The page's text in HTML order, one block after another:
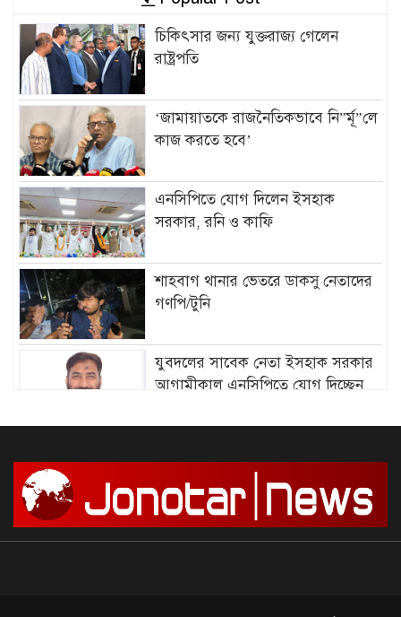
চিকিৎসার জন্য যুক্তরাজ্য গেলেন
রাষ্ট্রপতি
‘জামায়াতকে রাজনৈতিকভাবে নি”র্মূ”লে
কাজ করতে হবে’
এনসিপিতে যোগ দিলেন ইসহাক
সরকার, রনি ও কাফি
শাহবাগ থানার ভেতরে ডাকসু নেতাদের
গণপি/টুনি
যুবদলের সাবেক নেতা ইসহাক সরকার
আগামীকাল এনসিপিতে যোগ দিচ্ছেন
পরোয়ানা
সাগরে আজ থেকে ৫৮ দিনের জন্য মাছ